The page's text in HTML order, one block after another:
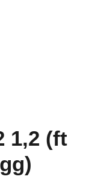
1,2 (ft